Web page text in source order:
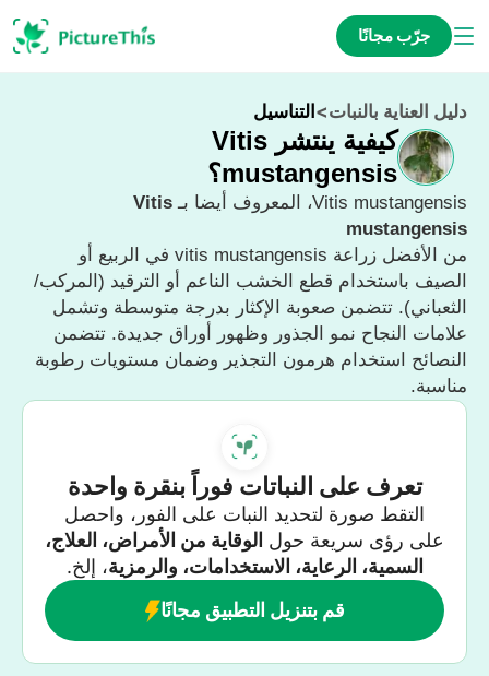
جرّب مجانًا
دليل العناية بالنبات> التناسيل
كيفية ينتشر Vitis
mustangensis؟
Vitis mustangensis، المعروف أيضا بـ
Vitis
mustangensis
من الأفضل زراعة vitis mustangensis في الربيع أو
الصيف باستخدام قطع الخشب الناعم أو الترقيد (المركب/
الثعباني). تتضمن صعوبة الإكثار بدرجة متوسطة وتشمل
علامات النجاح نمو الجذور وظهور أوراق جديدة. تتضمن
النصائح استخدام هرمون التجذير وضمان مستويات رطوبة
مناسبة.
تعرف على النباتات فوراً بنقرة واحدة
التقط صورة لتحديد النبات على الفور، واحصل
على رؤى سريعة حول الوقاية من الأمراض، العلاج،
السمية، الرعاية، الاستخدامات، والرمزية، إلخ.
قم بتنزيل التطبيق مجانًا